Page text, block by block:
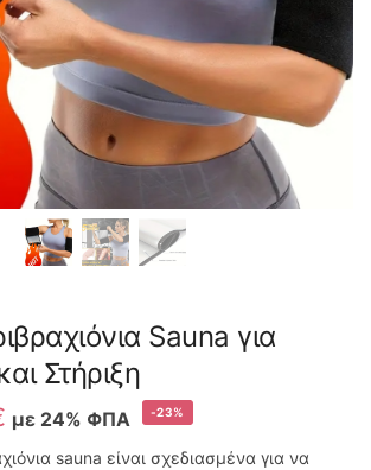
Sauna για
Στήριξη
με 24% ΦΠΑ -23%
sauna είναι σχεδιασμένα για να